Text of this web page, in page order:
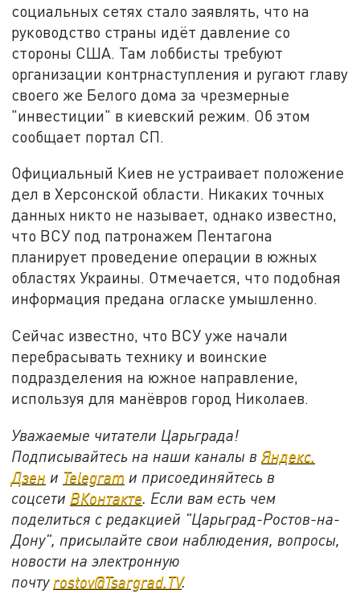
социальных сетях стало заявлять, что на
руководство страны идёт давление со
стороны США. Там лоббисты требуют
организации контрнаступления и ругают главу
своего же Белого дома за чрезмерные
"инвестиции" в киевский режим. Об этом
сообщает портал СП.
Официальный Киев не устраивает положение
дел в Херсонской области. Никаких точных
данных никто не называет, однако известно,
что ВСУ под патронажем Пентагона
планирует проведение операции в южных
областях Украины. Отмечается, что подобная
информация предана огласке умышленно.
Сейчас известно, что ВСУ уже начали
перебрасывать технику и воинские
подразделения на южное направление,
используя для манёвров город Николаев.
Уважаемые читатели Царьграда!
Подписывайтесь на наши каналы вЯндекс.
Дзен и Telegram и присоединяйтесь в
соцсети ВКонтакте. Если вам есть чем
поделиться с редакцией "Царьград-Ростов-на-
Дону", присылайте свои наблюдения, вопросы,
новости на электронную
почту rostov@Tsargrad.ТV.